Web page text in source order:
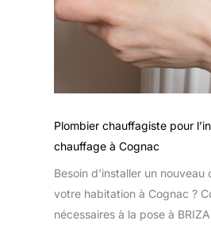
Plombier chauffagiste pour
chauffage à Cognac
Besoin d’installer un nouveau
votre habitation à Cognac ?
nécessaires à la pose à